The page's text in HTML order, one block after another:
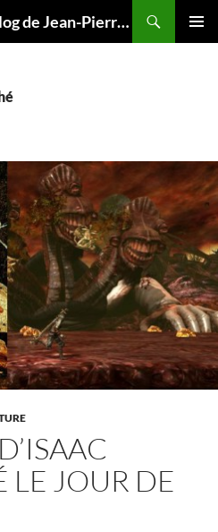
LUMINESCIENCES : le blog de Jean-Pierre LUMINET, astrophysicien
LE JOUR DE